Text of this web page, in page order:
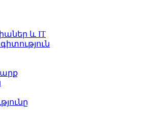
և IT